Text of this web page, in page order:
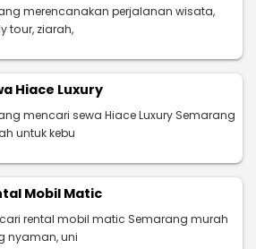
merencanakan perjalanan wisata,
tour, ziarah,
Hiace Luxury
mencari sewa Hiace Luxury Semarang
untuk kebu
Mobil Matic
rental mobil matic Semarang murah
nyaman, uni